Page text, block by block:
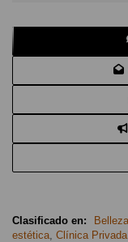
Clasificado en: Belleza
estética Clínica Privada